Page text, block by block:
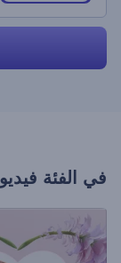
في الفئة